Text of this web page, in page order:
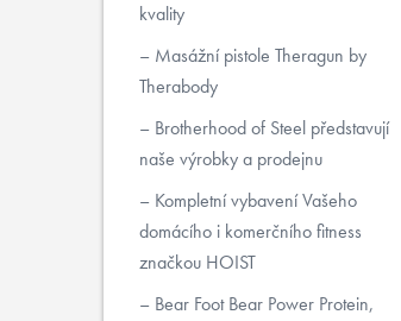
kvality
Masážní pistole Theragun by
Therabody
Brotherhood of Steel představují
naše výrobky a prodejnu
Kompletní vybavení Vašeho
domácího i komerčního fitness
značkou HOIST
Bear Foot Bear Power Protein,